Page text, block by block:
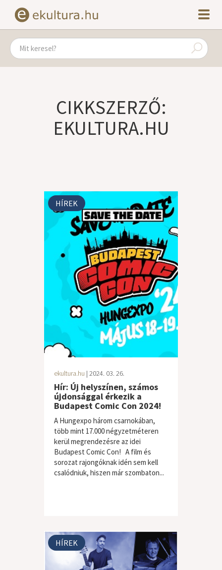
CIKKSZERZŐ:
EKULTURA.HU
HÍREK
ekultura.hu | 2024. 03. 26.
Hír: Új helyszínen, számos
újdonsággal érkezik a
Budapest Comic Con 2024!
A Hungexpo három csarnokában,
több mint 17.000 négyzetméteren
kerül megrendezésre az idei
Budapest Comic Con! A film és
sorozat rajongóknak idén sem kell
csalódniuk, hiszen már szombaton...
HÍREK